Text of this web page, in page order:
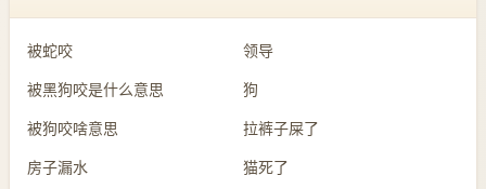
被蛇咬 领导
被黑狗咬是什么意思 狗
被狗咬啥意思 拉裤子屎了
房子漏水 猫死了